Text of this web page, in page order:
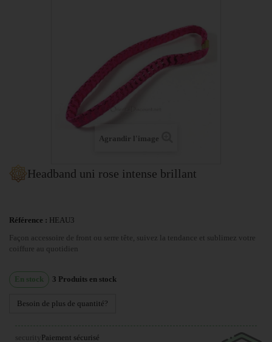
Agrandir l'image
Headband uni rose intense brillant
Référence : HEAU3
Façon accessoire de front ou serre tête, suivez la tendance et sublimez votre
coiffure au quotidien
En stock 3 Produits en stock
Besoin de plus de quantité?
security Paiement sécurisé